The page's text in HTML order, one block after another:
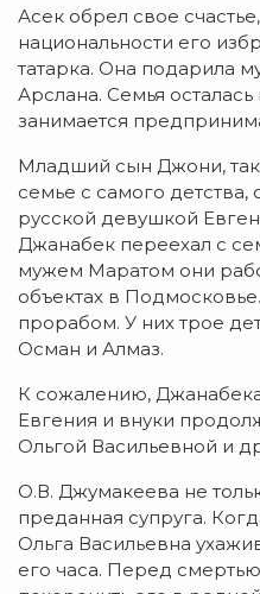
Асек обрел свое
национальности его
татарка. Она подарила
Арслана. Семья
занимается
Младший сын Джони, так
семье с самого детства,
русской девушкой
Джанабек переехал с
мужем Маратом они
объектах в
прорабом. У них трое
Осман и Алмаз.
К сожалению,
Евгения и внуки
Ольгой Васильевной и
О.В. Джумакеева не
преданная супруга.
Ольга Васильевна
его часа. Перед